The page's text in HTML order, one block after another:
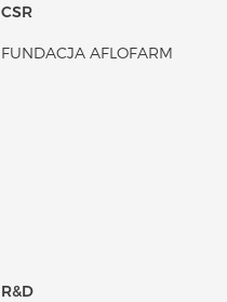
CSR
FUNDACJA AFLOFARM
R&D